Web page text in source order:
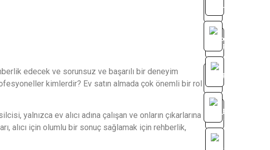
edecek ve sorunsuz ve başarılı bir deneyim
kimlerdir? Ev satın almada çok önemli bir rol
yalnızca ev alıcı adına çalışan ve onların çıkarlarına
alıcı için olumlu bir sonuç sağlamak için rehberlik,